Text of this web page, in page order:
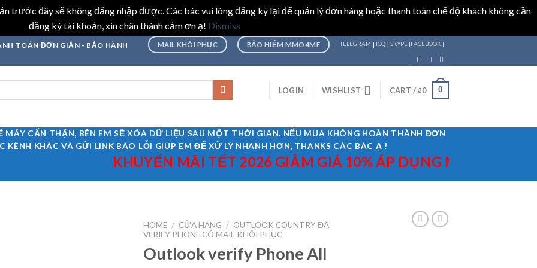
trước đây sẽ không đăng nhập được. Các bác vui lòng đăng ký lại để quản lý đơn hàng hoặc thanh toán chế độ khách không cần
đăng ký tài khoản, xin chân thành cảm ơn ạ! Dismiss
TOÁN ĐƠN GIẢN - BẢO HÀNH
MAIL KHÔI PHỤC BẢO HIỂM MMO4ME TELEGRAM | ICQ| SKYPE |FACEBOOK |
LOGIN WISHLIST CART /₫0 0
MÁY CẨN THẬN, BÊN EM SẼ XÓA DỮ LIỆU SAU MỘT THỜI GIAN. NẾU MUA KHÔNG HOÀN THÀNH ĐƠN
KÊNH KHÁC VÀ GỬI LINK BÁO LỖI GIÚP EM ĐỂ XỬ LÝ NHANH HƠN, THANKS CÁC BÁC Ạ !
KHUYẾN MÃI TẾT 2026 GIẢM GIÁ 10% ÁP DỤNG MÃ "TET2026"
HOME / CỬA HÀNG / OUTLOOK COUNTRY ĐÃ
VERIFY PHONE CÓ MAIL KHÔI PHỤC
Outlook verify Phone All